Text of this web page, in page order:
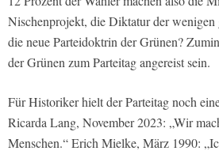
Nischenprojekt, die Diktatur der wenigen
die neue Parteidoktrin der Grünen?
der Grünen zum Parteitag angereist sein.
Für Historiker hielt der Parteitag noch
Ricarda Lang, November 2023: „Wir
Menschen.“ Erich Mielke, März 1990: